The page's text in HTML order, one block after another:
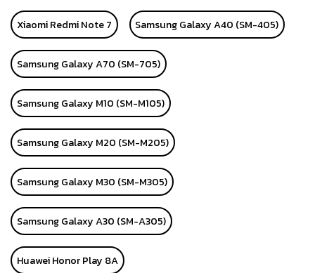
Xiaomi Redmi Note 7 Samsung Galaxy A40 (SM-405)
Samsung Galaxy A70 (SM-705)
Samsung Galaxy M10 (SM-M105)
Samsung Galaxy M20 (SM-M205)
Samsung Galaxy M30 (SM-M305)
Samsung Galaxy A30 (SM-A305)
Huawei Honor Play 8A